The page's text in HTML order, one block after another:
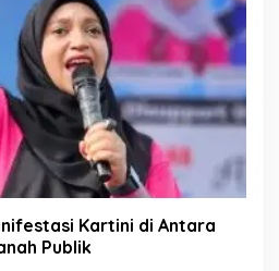
Kartini di Antara
Publik